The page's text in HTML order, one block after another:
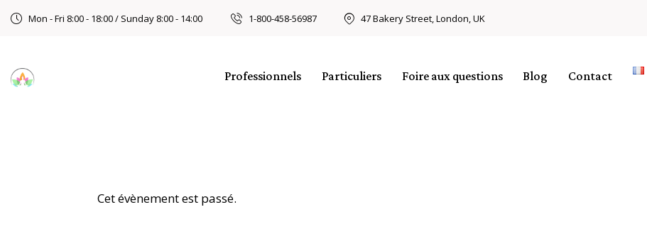
Mon - Fri 8:00 - 18:00 / Sunday 8:00 - 14:00 1-800-458-56987 47 Bakery Street, London, UK
Professionnels Particuliers Foire aux questions Blog Contact
Cet évènement est passé.